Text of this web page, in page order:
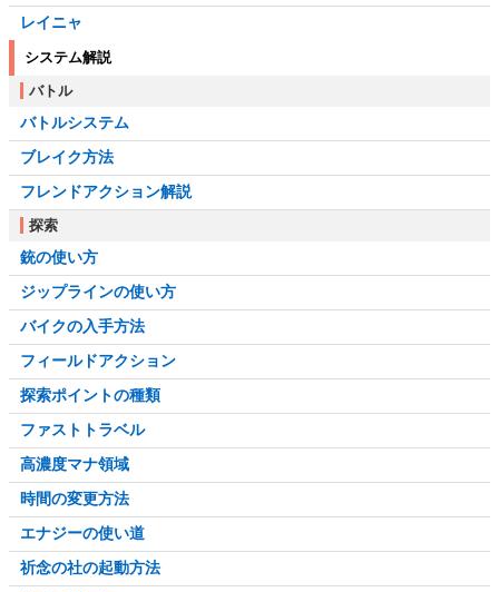
レイニャ
システム解説
バトル
バトルシステム
ブレイク方法
フレンドアクション解説
探索
銃の使い方
ジップラインの使い方
バイクの入手方法
フィールドアクション
探索ポイントの種類
ファストトラベル
高濃度マナ領域
時間の変更方法
エナジーの使い道
祈念の社の起動方法